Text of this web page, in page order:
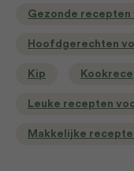
Gezonde recepten
Hoofdgerechten
Kip
Leuke recepten
Makkelijke